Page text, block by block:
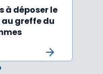
à déposer le
greffe du